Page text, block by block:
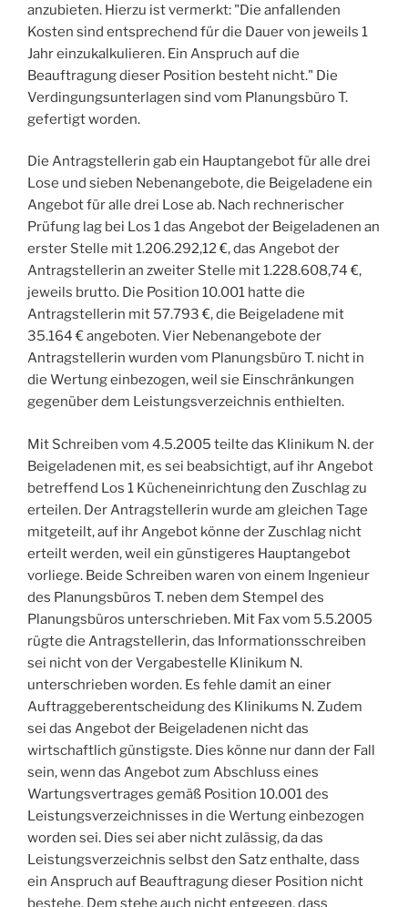
anzubieten. Hierzu ist vermerkt: "Die anfallenden
Kosten sind entsprechend für die Dauer von jeweils 1
Jahr einzukalkulieren. Ein Anspruch auf die
Beauftragung dieser Position besteht nicht." Die
Verdingungsunterlagen sind vom Planungsbüro T.
gefertigt worden.
Die Antragstellerin gab ein Hauptangebot für alle drei
Lose und sieben Nebenangebote, die Beigeladene ein
Angebot für alle drei Lose ab. Nach rechnerischer
Prüfung lag bei Los 1 das Angebot der Beigeladenen an
erster Stelle mit 1.206.292,12 €, das Angebot der
Antragstellerin an zweiter Stelle mit 1.228.608,74 €,
jeweils brutto. Die Position 10.001 hatte die
Antragstellerin mit 57.793 €, die Beigeladene mit
35.164 € angeboten. Vier Nebenangebote der
Antragstellerin wurden vom Planungsbüro T. nicht in
die Wertung einbezogen, weil sie Einschränkungen
gegenüber dem Leistungsverzeichnis enthielten.
Mit Schreiben vom 4.5.2005 teilte das Klinikum N. der
Beigeladenen mit, es sei beabsichtigt, auf ihr Angebot
betreffend Los 1 Kücheneinrichtung den Zuschlag zu
erteilen. Der Antragstellerin wurde am gleichen Tage
mitgeteilt, auf ihr Angebot könne der Zuschlag nicht
erteilt werden, weil ein günstigeres Hauptangebot
vorliege. Beide Schreiben waren von einem Ingenieur
des Planungsbüros T. neben dem Stempel des
Planungsbüros unterschrieben. Mit Fax vom 5.5.2005
rügte die Antragstellerin, das Informationsschreiben
sei nicht von der Vergabestelle Klinikum N.
unterschrieben worden. Es fehle damit an einer
Auftraggeberentscheidung des Klinikums N. Zudem
sei das Angebot der Beigeladenen nicht das
wirtschaftlich günstigste. Dies könne nur dann der Fall
sein, wenn das Angebot zum Abschluss eines
Wartungsvertrages gemäß Position 10.001 des
Leistungsverzeichnisses in die Wertung einbezogen
worden sei. Dies sei aber nicht zulässig, da das
Leistungsverzeichnis selbst den Satz enthalte, dass
ein Anspruch auf Beauftragung dieser Position nicht
bestehe. Dem stehe auch nicht entgegen, dass